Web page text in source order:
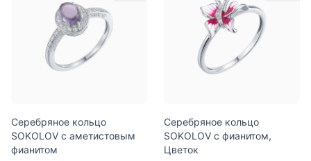
Серебряное кольцо
SOKOLOV с аметистовым
фианитом
Серебряное кольцо
SOKOLOV с фианитом,
Цветок